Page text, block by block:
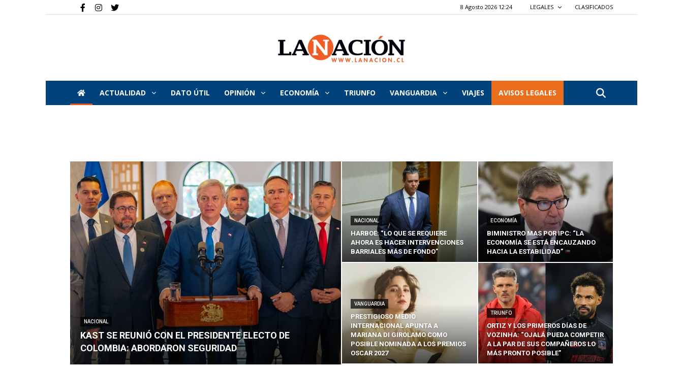
8 Agosto 2026 12:24 LEGALES CLASIFICADOS
La
Nación
ACTUALIDAD DATO ÚTIL OPINIÓN ECONOMÍA TRIUNFO VANGUARDIA VIAJES AVISOS LEGALES
NACIONAL
KAST SE REUNIÓ CON EL PRESIDENTE ELECTO DE
COLOMBIA: ABORDARON SEGURIDAD
NACIONAL
HARBOE: “LO QUE SE REQUIERE
AHORA ES HACER INTERVENCIONES
BARRIALES MÁS DE FONDO”
ECONOMÍA
BIMINISTRO MAS POR IPC: “LA
ECONOMÍA SE ESTÁ ENCAUZANDO
HACIA LA ESTABILIDAD”
VANGUARDIA
PRESTIGIOSO MEDIO
INTERNACIONAL APUNTA A
MARIANA DI GIROLAMO COMO
POSIBLE NOMINADA A LOS PREMIOS
OSCAR 2027
TRIUNFO
ORTIZ Y LOS PRIMEROS DÍAS DE
VOZINHA: “OJALÁ PUEDA COMPETIR
A LA PAR DE SUS COMPAÑEROS LO
MÁS PRONTO POSIBLE”